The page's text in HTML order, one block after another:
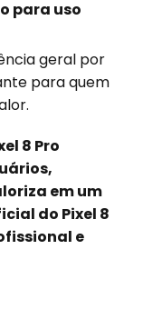
para uso
geral por
para quem
8 Pro
em um
do Pixel 8
e